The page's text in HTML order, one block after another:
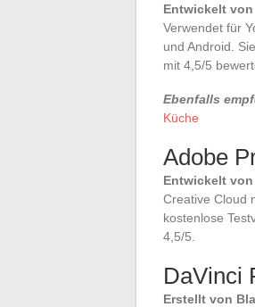
Entwickelt
Verwendet für
und Android.
mit 4,5/5
Ebenfalls
Küche
Adobe
Entwickelt
Creative Cloud
kostenlose
4,5/5.
DaVinci
Erstellt von